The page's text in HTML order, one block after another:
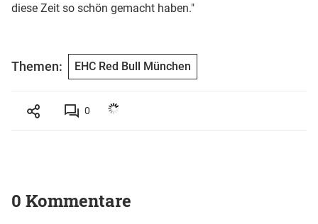
diese Zeit so schön gemacht haben."
Themen: EHC Red Bull München
0
0 Kommentare